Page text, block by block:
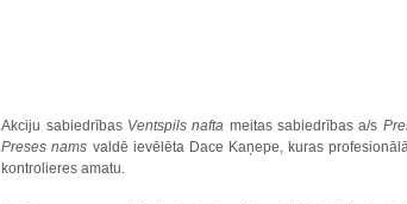
Akciju sabiedrības Ventspils nafta meitas sabiedrības a/s
Preses nams valdē ievēlēta Dace Kaņepe, kuras
kontrolieres amatu.